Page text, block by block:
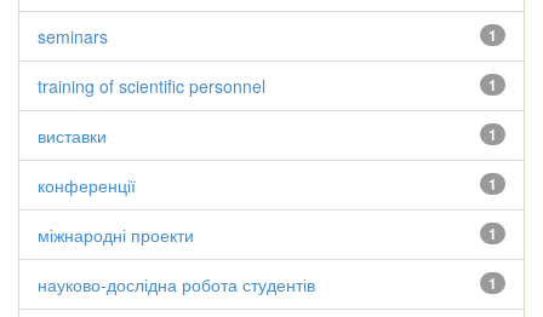
1
seminars
1
training of scientific personnel
1
виставки
1
конференції
1
міжнародні проекти
1
науково-дослідна робота студентів